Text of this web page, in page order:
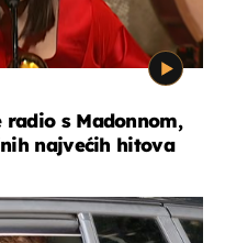
s Madonnom,
najvećih hitova